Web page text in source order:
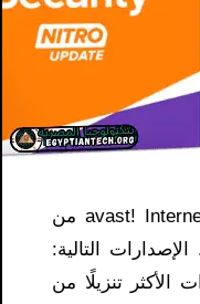
يمكنك تنزيل avast! Internet Security 21.11 من
التالية:
الأكثر تنزيلًا من